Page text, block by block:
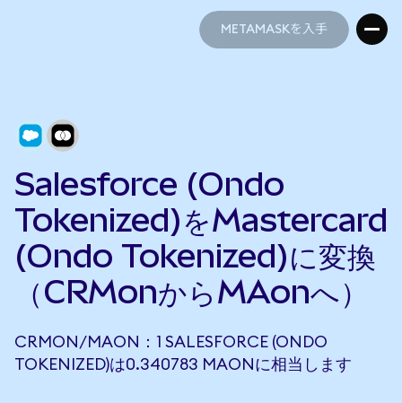
METAMASKを入手
Salesforce (Ondo
Tokenized)をMastercard
(Ondo Tokenized)に変換
（CRMonからMAonへ）
CRMON/MAON：1 SALESFORCE (ONDO
TOKENIZED)は0.340783 MAONに相当します